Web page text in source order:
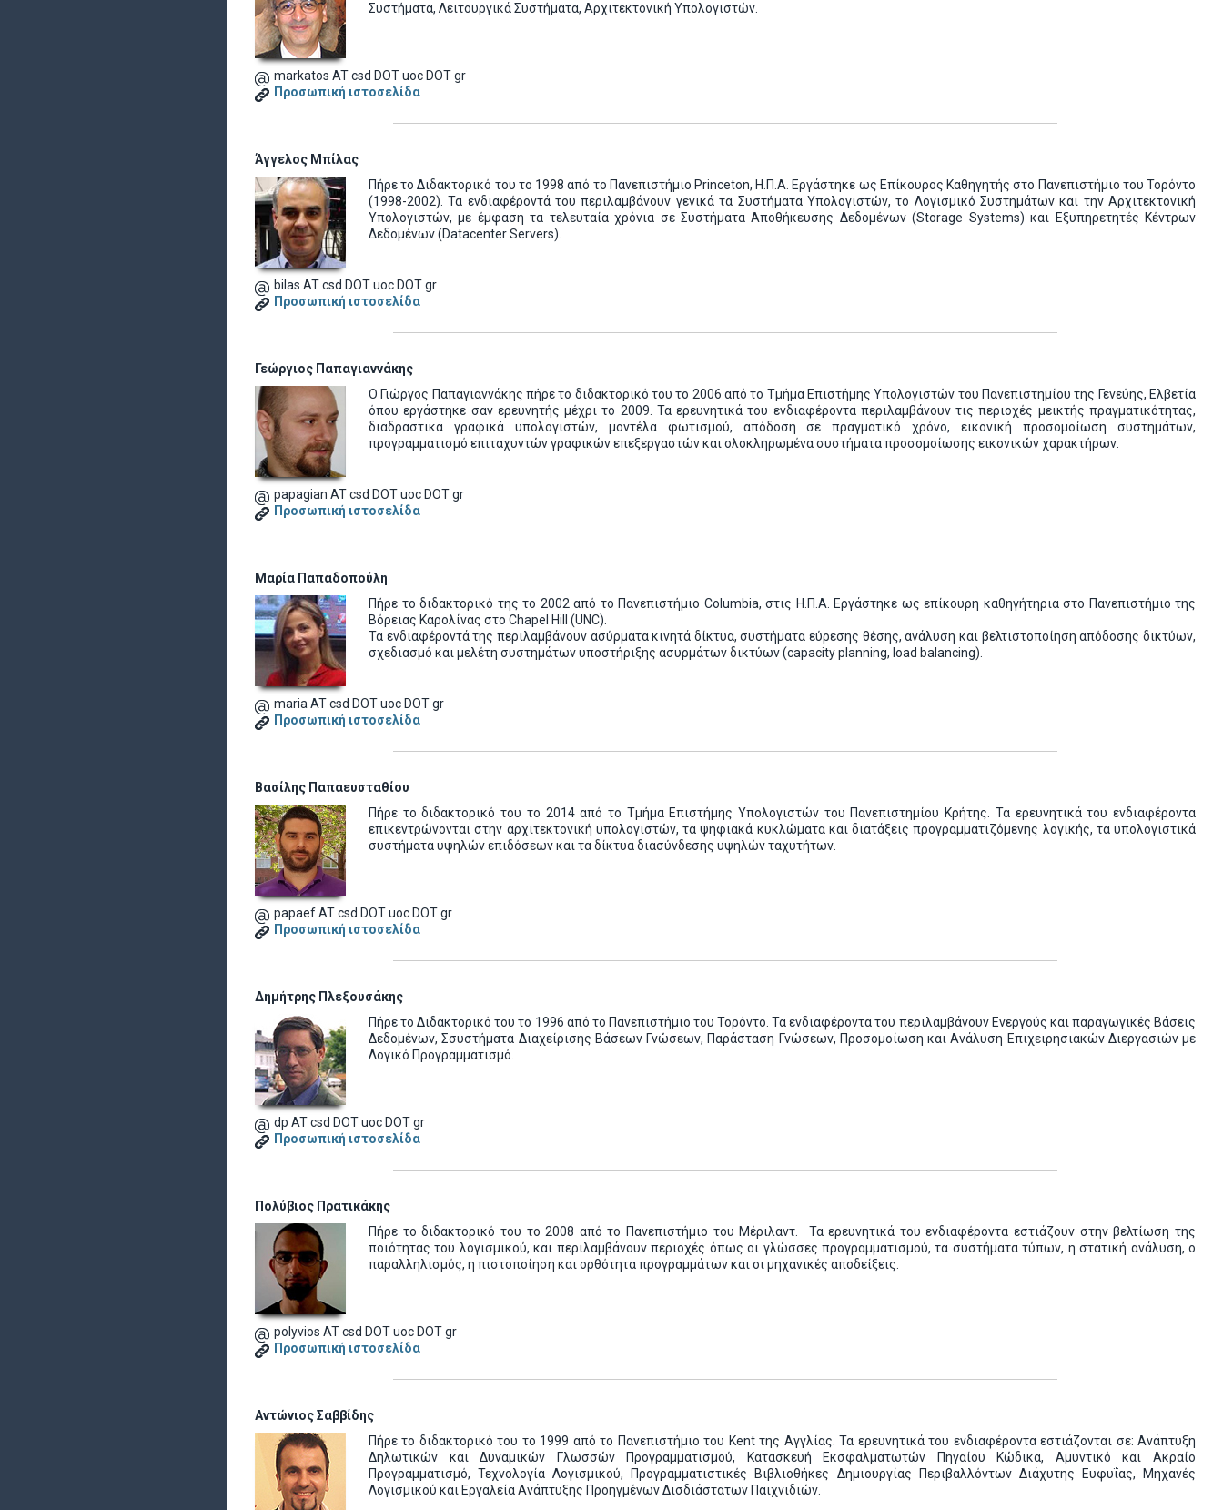
Συστήματα, Λειτουργικά Συστήματα, Αρχιτεκτονική Υπολογιστών.
markatos AT csd DOT uoc DOT gr
Προσωπική ιστοσελίδα
Άγγελος Μπίλας
Πήρε το Διδακτορικό του το 1998 από το Πανεπιστήμιο Princeton, Η.Π.Α. Εργάστηκε ως Επίκουρος Καθηγητής στο Πανεπιστήμιο του Τορόντο
(1998-2002). Τα ενδιαφέροντά του περιλαμβάνουν γενικά τα Συστήματα Υπολογιστών, το Λογισμικό Συστημάτων και την Αρχιτεκτονική
Υπολογιστών, με έμφαση τα τελευταία χρόνια σε Συστήματα Αποθήκευσης Δεδομένων (Storage Systems) και Εξυπηρετητές Κέντρων
Δεδομένων (Datacenter Servers).
bilas AT csd DOT uoc DOT gr
Προσωπική ιστοσελίδα
Γεώργιος Παπαγιαννάκης
Ο Γιώργος Παπαγιαννάκης πήρε το διδακτορικό του το 2006 από το Τμήμα Επιστήμης Υπολογιστών του Πανεπιστημίου της Γενεύης, Ελβετία
όπου εργάστηκε σαν ερευνητής μέχρι το 2009. Τα ερευνητικά του ενδιαφέροντα περιλαμβάνουν τις περιοχές μεικτής πραγματικότητας,
διαδραστικά γραφικά υπολογιστών, μοντέλα φωτισμού, απόδοση σε πραγματικό χρόνο, εικονική προσομοίωση συστημάτων,
προγραμματισμό επιταχυντών γραφικών επεξεργαστών και ολοκληρωμένα συστήματα προσομοίωσης εικονικών χαρακτήρων.
papagian AT csd DOT uoc DOT gr
Προσωπική ιστοσελίδα
Μαρία Παπαδοπούλη
Πήρε το διδακτορικό της το 2002 από το Πανεπιστήμιο Columbia, στις Η.Π.Α. Εργάστηκε ως επίκουρη καθηγήτηρια στο Πανεπιστήμιο της
Βόρειας Καρολίνας στο Chapel Hill (UNC).
Τα ενδιαφέροντά της περιλαμβάνουν ασύρματα κινητά δίκτυα, συστήματα εύρεσης θέσης, ανάλυση και βελτιστοποίηση απόδοσης δικτύων,
σχεδιασμό και μελέτη συστημάτων υποστήριξης ασυρμάτων δικτύων (capacity planning, load balancing).
maria AT csd DOT uoc DOT gr
Προσωπική ιστοσελίδα
Βασίλης Παπαευσταθίου
Πήρε το διδακτορικό του το 2014 από το Τμήμα Επιστήμης Υπολογιστών του Πανεπιστημίου Κρήτης. Τα ερευνητικά του ενδιαφέροντα
επικεντρώνονται στην αρχιτεκτονική υπολογιστών, τα ψηφιακά κυκλώματα και διατάξεις προγραμματιζόμενης λογικής, τα υπολογιστικά
συστήματα υψηλών επιδόσεων και τα δίκτυα διασύνδεσης υψηλών ταχυτήτων.
papaef AT csd DOT uoc DOT gr
Προσωπική ιστοσελίδα
Δημήτρης Πλεξουσάκης
Πήρε το Διδακτορικό του το 1996 από το Πανεπιστήμιο του Τορόντο. Τα ενδιαφέροντα του περιλαμβάνουν Ενεργούς και παραγωγικές Βάσεις
Δεδομένων, Σσυστήματα Διαχείρισης Βάσεων Γνώσεων, Παράσταση Γνώσεων, Προσομοίωση και Ανάλυση Επιχειρησιακών Διεργασιών με
Λογικό Προγραμματισμό.
dp AT csd DOT uoc DOT gr
Προσωπική ιστοσελίδα
Πολύβιος Πρατικάκης
Πήρε το διδακτορικό του το 2008 από το Πανεπιστήμιο του Μέριλαντ. Τα ερευνητικά του ενδιαφέροντα εστιάζουν στην βελτίωση της
ποιότητας του λογισμικού, και περιλαμβάνουν περιοχές όπως οι γλώσσες προγραμματισμού, τα συστήματα τύπων, η στατική ανάλυση, ο
παραλληλισμός, η πιστοποίηση και ορθότητα προγραμμάτων και οι μηχανικές αποδείξεις.
polyvios AT csd DOT uoc DOT gr
Προσωπική ιστοσελίδα
Αντώνιος Σαββίδης
Πήρε το διδακτορικό του το 1999 από το Πανεπιστήμιο του Kent της Αγγλίας. Τα ερευνητικά του ενδιαφέροντα εστιάζονται σε: Ανάπτυξη
Δηλωτικών και Δυναμικών Γλωσσών Προγραμματισμού, Κατασκευή Εκσφαλματωτών Πηγαίου Κώδικα, Αμυντικό και Ακραίο
Προγραμματισμό, Τεχνολογία Λογισμικού, Προγραμματιστικές Βιβλιοθήκες Δημιουργίας Περιβαλλόντων Διάχυτης Ευφυΐας, Μηχανές
Λογισμικού και Εργαλεία Ανάπτυξης Προηγμένων Δισδιάστατων Παιχνιδιών.